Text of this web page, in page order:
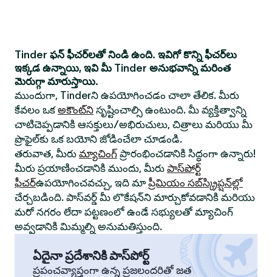
Tinder ఫన్ ఫీచర్‌లతో నిండి ఉంది. ఇవిగో కొన్ని ఫీచర్‌లు
ఇక్కడ ఉన్నాయి, ఇవి మీ Tinder అనుభవాన్ని మరింత
మెరుగ్గా మారుస్తాయి.
ముందుగా, Tinderని ఉపయోగించడం చాలా తేలిక. మీరు
కేవలం ఒకఅకౌంట్‌ని సృష్టించాల్సి ఉంటుంది. మీ వ్యక్తిత్వాన్ని
చాటిచెప్పడానికి ఆసక్తులు/అభిరుచులు, చిత్రాలు మరియు మీ
ప్రొఫైల్‌కు ఒక బయోని జోడించేలా చూడండి.
తరువాత, మీరు మ్యాచింగ్ ప్రారంభించడానికి సిద్ధంగా ఉన్నారు!
మీరు ప్రయాణించడానికి ముందు, మీరు పాస్‌పోర్ట్
ఫీచర్ఉపయోగించవచ్చు, ఇది మాప్రీమియం సబ్‌స్క్రిప్షన్‌ల్లో
చేర్చబడింది. పాస్‌వర్డ్ మీ లొకేషన్‌ని మార్చుకోవడానికి మరియు
మరో నగరం లేదా పట్టణంలో ఉండే సభ్యులతో మ్యాచింగ్
అవ్వడానికి మిమ్మల్ని అనుమతిస్తుంది.
ఏదైనా ప్రదేశానికి పాస్‌పోర్ట్
ప్రపంచవ్యాప్తంగా ఉన్న ప్రజలందరితో జత